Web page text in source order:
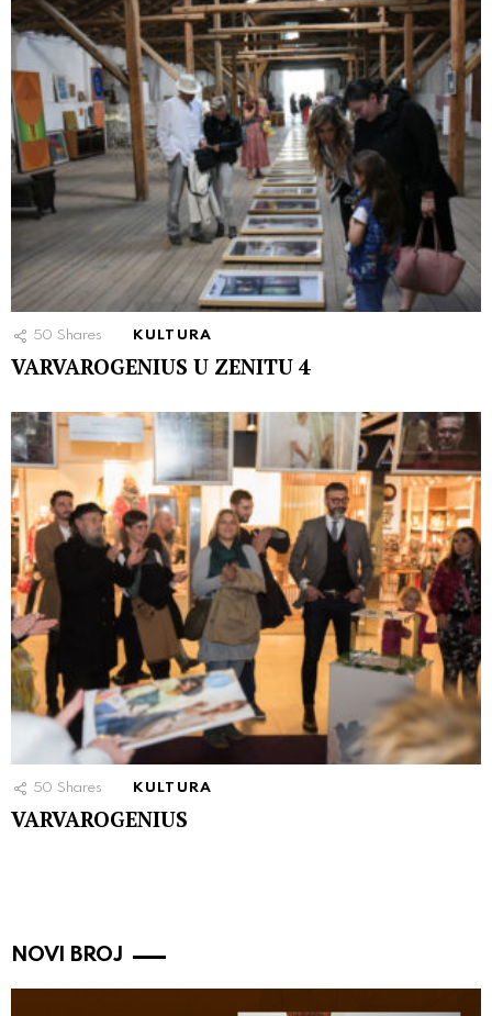
50 Shares KULTURA
VARVAROGENIUS U ZENITU 4
50 Shares KULTURA
VARVAROGENIUS
NOVI BROJ